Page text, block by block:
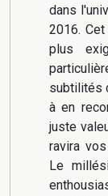
dans
2016.
plus
subtilités
à en
juste
ravira
Le